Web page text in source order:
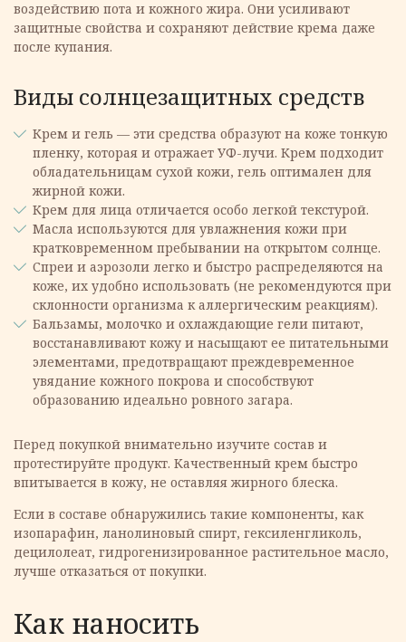
воздействию пота и кожного жира. Они усиливают
защитные свойства и сохраняют действие крема даже
после купания.
Виды солнцезащитных средств
Крем и гель — эти средства образуют на коже тонкую
пленку, которая и отражает УФ-лучи. Крем подходит
обладательницам сухой кожи, гель оптимален для
жирной кожи.
Крем для лица отличается особо легкой текстурой.
Масла используются для увлажнения кожи при
кратковременном пребывании на открытом солнце.
Спреи и аэрозоли легко и быстро распределяются на
коже, их удобно использовать (не рекомендуются при
склонности организма к аллергическим реакциям).
Бальзамы, молочко и охлаждающие гели питают,
восстанавливают кожу и насыщают ее питательными
элементами, предотвращают преждевременное
увядание кожного покрова и способствуют
образованию идеально ровного загара.
Перед покупкой внимательно изучите состав и
протестируйте продукт. Качественный крем быстро
впитывается в кожу, не оставляя жирного блеска.
Если в составе обнаружились такие компоненты, как
изопарафин, ланолиновый спирт, гексиленгликоль,
децилолеат, гидрогенизированное растительное масло,
лучше отказаться от покупки.
Как наносить